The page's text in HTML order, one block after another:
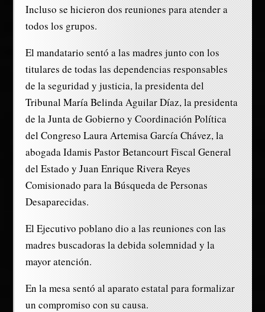
Incluso se hicieron dos reuniones para atender a
todos los grupos.
El mandatario sentó a las madres junto con los
titulares de todas las dependencias responsables
de la seguridad y justicia, la presidenta del
Tribunal María Belinda Aguilar Díaz, la presidenta
de la Junta de Gobierno y Coordinación Política
del Congreso Laura Artemisa García Chávez, la
abogada Idamis Pastor Betancourt Fiscal General
del Estado y Juan Enrique Rivera Reyes
Comisionado para la Búsqueda de Personas
Desaparecidas.
El Ejecutivo poblano dio a las reuniones con las
madres buscadoras la debida solemnidad y la
mayor atención.
En la mesa sentó al aparato estatal para formalizar
un compromiso con su causa.